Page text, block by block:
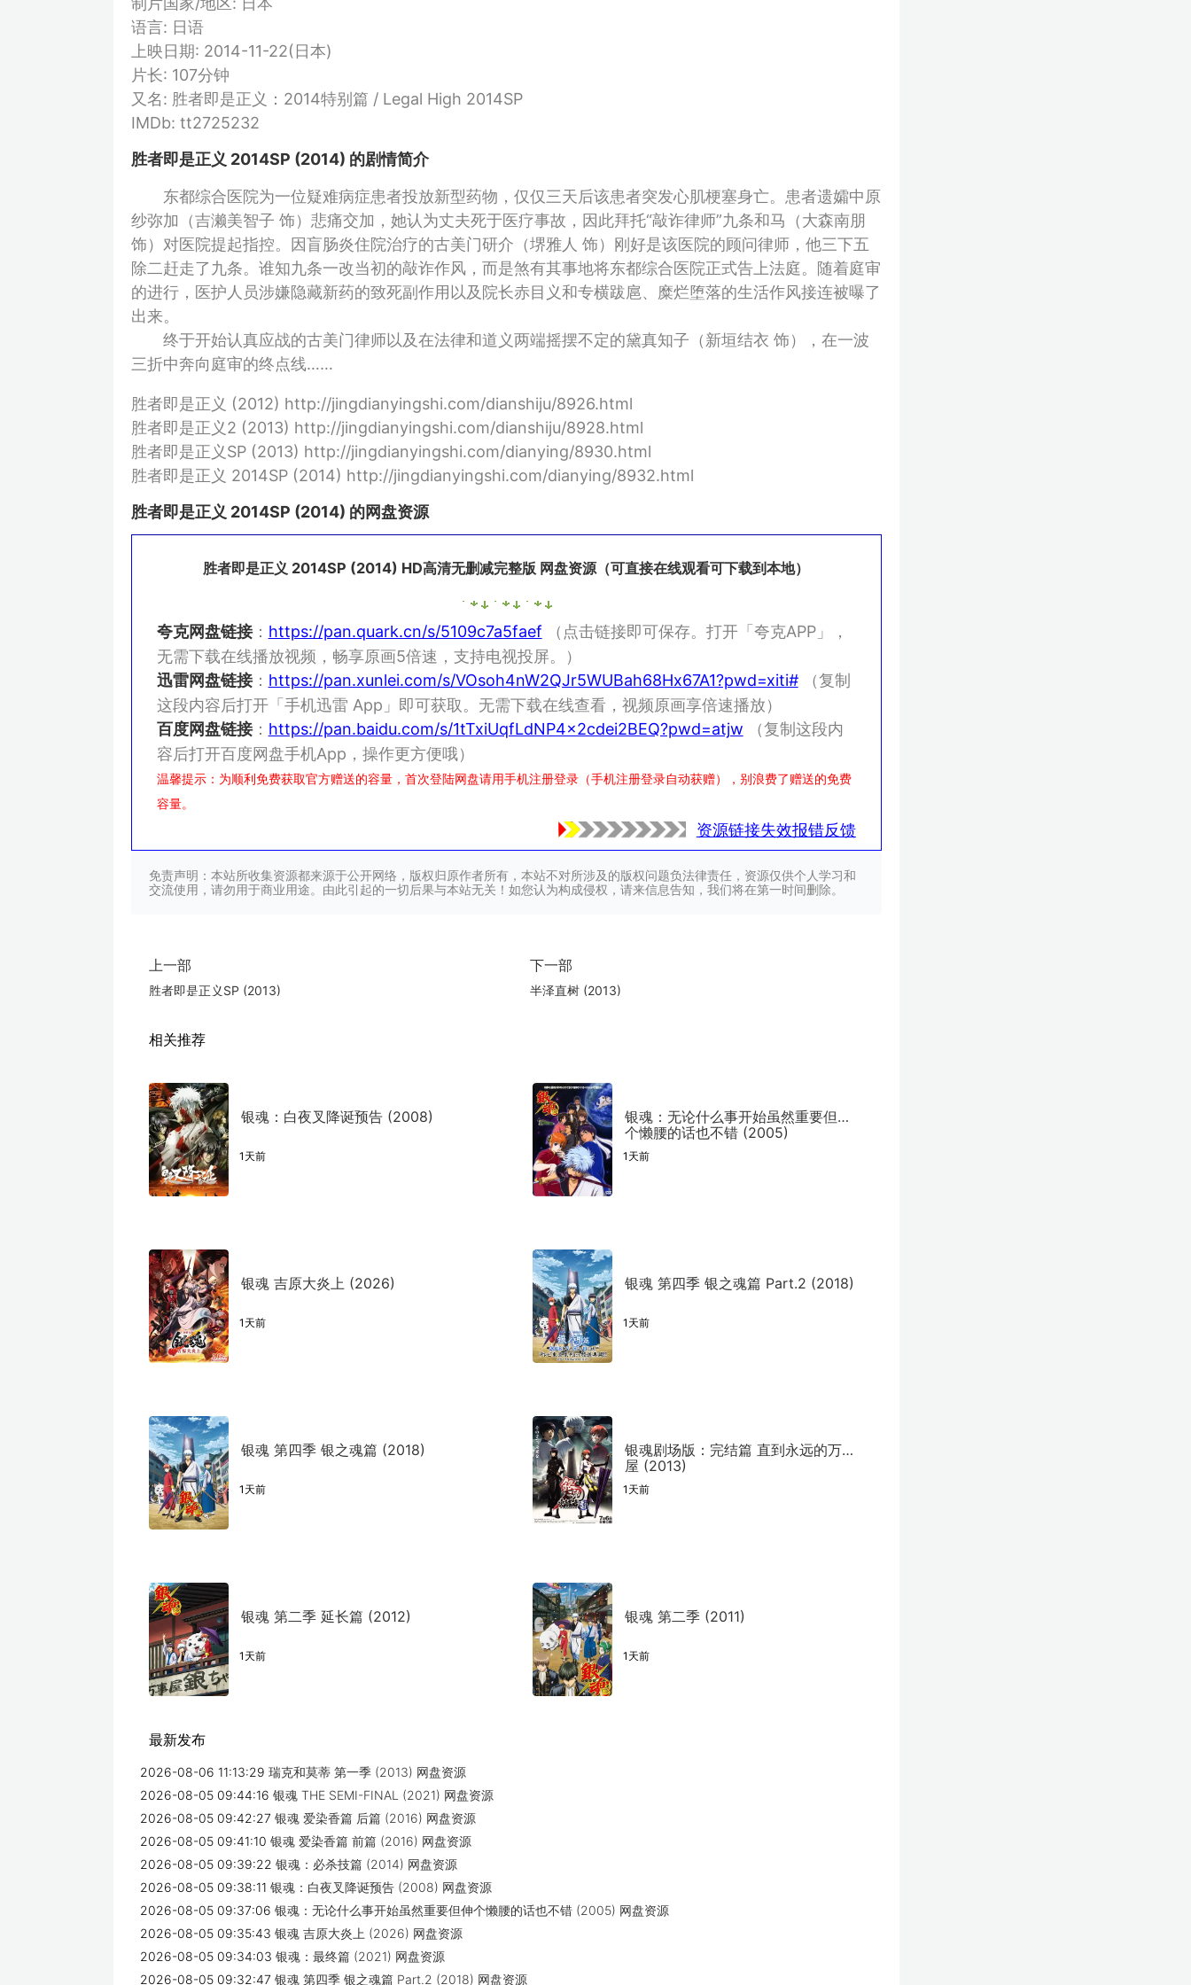
语言: 日语
上映日期: 2014-11-22(日本)
片长: 107分钟
又名: 胜者即是正义：2014特别篇 / Legal High 2014SP
IMDb: tt2725232
胜者即是正义 2014SP (2014) 的剧情简介
东都综合医院为一位疑难病症患者投放新型药物，仅仅三天后该患者突发心肌梗塞身亡。患者遗孀中原
纱弥加（吉濑美智子 饰）悲痛交加，她认为丈夫死于医疗事故，因此拜托“敲诈律师”九条和马（大森南朋
饰）对医院提起指控。因盲肠炎住院治疗的古美门研介（堺雅人 饰）刚好是该医院的顾问律师，他三下五
除二赶走了九条。谁知九条一改当初的敲诈作风，而是煞有其事地将东都综合医院正式告上法庭。随着庭审
的进行，医护人员涉嫌隐藏新药的致死副作用以及院长赤目义和专横跋扈、糜烂堕落的生活作风接连被曝了
出来。
终于开始认真应战的古美门律师以及在法律和道义两端摇摆不定的黛真知子（新垣结衣 饰），在一波
三折中奔向庭审的终点线……
胜者即是正义 (2012) http://jingdianyingshi.com/dianshiju/8926.html
胜者即是正义2 (2013) http://jingdianyingshi.com/dianshiju/8928.html
胜者即是正义SP (2013) http://jingdianyingshi.com/dianying/8930.html
胜者即是正义 2014SP (2014) http://jingdianyingshi.com/dianying/8932.html
胜者即是正义 2014SP (2014) 的网盘资源
胜者即是正义 2014SP (2014) HD高清无删减完整版 网盘资源（可直接在线观看可下载到本地）
夸克网盘链接： https://pan.quark.cn/s/5109c7a5faef （点击链接即可保存。打开「夸克APP」，
无需下载在线播放视频，畅享原画5倍速，支持电视投屏。）
迅雷网盘链接： https://pan.xunlei.com/s/VOsoh4nW2QJr5WUBah68Hx67A1?pwd=xiti#（复制
这段内容后打开「手机迅雷 App」即可获取。无需下载在线查看，视频原画享倍速播放）
百度网盘链接： https://pan.baidu.com/s/1tTxiUqfLdNP4x2cdei2BEQ?pwd=atjw （复制这段内
容后打开百度网盘手机App，操作更方便哦）
温馨提示：为顺利免费获取官方赠送的容量，首次登陆网盘请用手机注册登录（手机注册登录自动获赠），别浪费了赠送的免费
容量。
资源链接失效报错反馈
免责声明：本站所收集资源都来源于公开网络，版权归原作者所有，本站不对所涉及的版权问题负法律责任，资源仅供个人学习和
交流使用，请勿用于商业用途。由此引起的一切后果与本站无关！如您认为构成侵权，请来信息告知，我们将在第一时间删除。
上一部
胜者即是正义SP (2013)
下一部
半泽直树 (2013)
相关推荐
银魂：白夜叉降诞预告 (2008)
1天前
银魂：无论什么事开始虽然重要但伸
个懒腰的话也不错 (2005)
1天前
银魂 吉原大炎上 (2026)
1天前
银魂 第四季 银之魂篇 Part.2 (2018)
1天前
银魂 第四季 银之魂篇 (2018)
1天前
银魂剧场版：完结篇 直到永远的万事
屋 (2013)
1天前
银魂 第二季 延长篇 (2012)
1天前
银魂 第二季 (2011)
1天前
最新发布
2026-08-06 11:13:29 瑞克和莫蒂 第一季 (2013) 网盘资源
2026-08-05 09:44:16 银魂 THE SEMI-FINAL (2021) 网盘资源
2026-08-05 09:42:27 银魂 爱染香篇 后篇 (2016) 网盘资源
2026-08-05 09:41:10 银魂 爱染香篇 前篇 (2016) 网盘资源
2026-08-05 09:39:22 银魂：必杀技篇 (2014) 网盘资源
2026-08-05 09:38:11 银魂：白夜叉降诞预告 (2008) 网盘资源
2026-08-05 09:37:06 银魂：无论什么事开始虽然重要但伸个懒腰的话也不错 (2005) 网盘资源
2026-08-05 09:35:43 银魂 吉原大炎上 (2026) 网盘资源
2026-08-05 09:34:03 银魂：最终篇 (2021) 网盘资源
2026-08-05 09:32:47 银魂 第四季 银之魂篇 Part.2 (2018) 网盘资源